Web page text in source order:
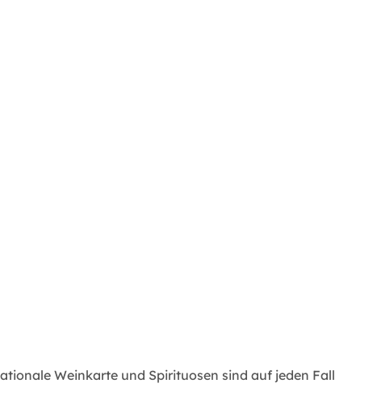
Weinkarte und Spirituosen sind auf jeden Fall